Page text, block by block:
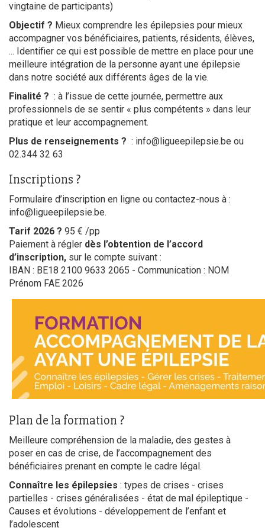
vingtaine de participants)
Objectif ? Mieux comprendre les épilepsies pour mieux
accompagner vos bénéficiaires, patients, résidents, élèves,
... Identifier ce qui est possible de mettre en place pour une
meilleure intégration de la personne ayant une épilepsie
dans notre société aux différents âges de la vie.
Finalité ? : à l’issue de cette journée, permettre aux
professionnels de se sentir « plus compétents » dans leur
pratique et leur accompagnement.
Plus de renseignements ? : info@ligueepilepsie.be ou
02.344 32 63
Inscriptions ?
Formulaire d’inscription en ligne ou contactez-nous à :
info@ligueepilepsie.be.
Tarif 2026 ? 95 € /pp
Paiement à régler dès l’obtention de l’accord
d’inscription, sur le compte suivant :
IBAN : BE18 2100 9633 2065 - Communication : NOM
Prénom FAE 2026
Plan de la formation ?
Meilleure compréhension de la maladie, des gestes à
poser en cas de crise, de l’accompagnement des
bénéficiaires prenant en compte le cadre légal.
Connaître les épilepsies : types de crises - crises
partielles - crises généralisées - état de mal épileptique -
Causes et évolutions - développement de l’enfant et
l’adolescent